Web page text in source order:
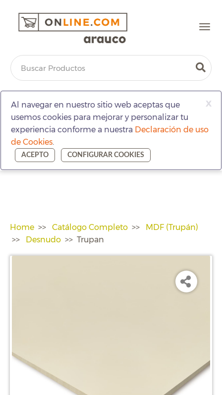
x
Al navegar en nuestro sitio web aceptas que
usemos cookies para mejorar y personalizar tu
experiencia conforme a nuestra Declaración de uso
de Cookies.
ACEPTO CONFIGURAR COOKIES
Home Catálogo Completo
MDF (Trupán)
Desnudo
Trupan